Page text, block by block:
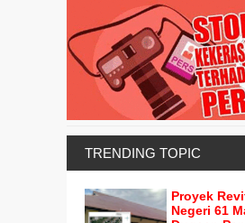
TRENDING TOPIC
Proyek
Negeri 61